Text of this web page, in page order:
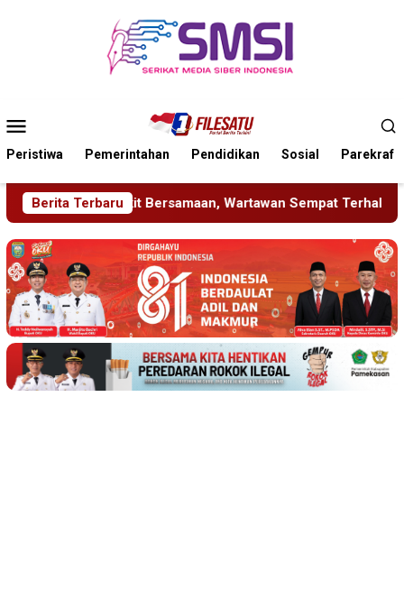
Mobile
Peristiwa Pemerintahan Pendidikan Sosial Parekraf
Berita Terbaru
Wartawan Sempat Terhalang Masuk ke Ruang UGD